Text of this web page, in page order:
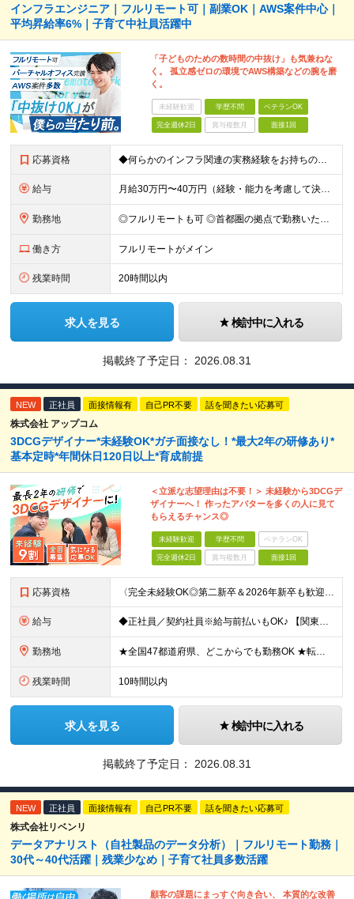
インフラエンジニア｜フルリモート可｜副業OK｜AWS案件中心｜
平均昇給率6%｜子育て中社員活躍中
「子どものための数時間の中抜け」も気兼ねな
く。 孤立感ゼロの環境でAWS構築などの腕を磨
く。
未経験歓迎 学歴不問 ベテランOK
完全週休2日 賞与複数月 面接1回
応募資格 ◆何らかのインフラ関連の実務経験をお持ちの方 ◆学歴不問 ＜特に歓迎する方＞ ◆Linuxサーバーの構築・運用経験（3年以上） ◆パブリッククラウド（AWS / Azure / GCPいずれか）を用
給与 月給30万円〜40万円（経験・能力を考慮して決定） ※固定残業代20時間分（4.0〜5.5万円）含む／超過分は全額支給 ※経験・スキルを考慮のうえ決定いたします ※6ヶ月の試用期間あり。期間中の待遇に
勤務地 ◎フルリモートも可 ◎首都圏の拠点で勤務いただくことを想定しております ■本社（湘南本社） 神奈川県藤沢市辻堂神台2-2-1 アイクロス湘南8階 └JR東海道線「辻堂駅」徒歩3分 ■東北支社 秋田
働き方 フルリモートがメイン
残業時間 20時間以内
求人を見る 検討中に入れる
掲載終了予定日： 2026.08.31
NEW 正社員 面接情報有 自己PR不要 話を聞きたい応募可
株式会社 アップコム
3DCGデザイナー*未経験OK*ガチ面接なし！*最大2年の研修あり*
基本定時*年間休日120日以上*育成前提
＜立派な志望理由は不要！＞ 未経験から3DCGデ
ザイナーへ！ 作ったアバターを多くの人に見て
もらえるチャンス◎
未経験歓迎 学歴不問 ベテランOK
完全週休2日 賞与複数月 面接1回
応募資格 〈完全未経験OK◎第二新卒＆2026年新卒も歓迎します！〉 ☆「VtubeやVRChatが気になる！」の志望動機でOK ☆社会人デビューOK／学歴・経歴不問 未経験スタート前提のポテンシャル採用。
給与 ◆正社員／契約社員※給与前払いもOK♪ 【関東（一都三県）】 月給25万円～ ※固定残業代（月20時間分／月3万2383円）を含む。超過分は別途支給。 ※試用期間中の給与は月給23万円～ 【関東（北
勤務地 ★全国47都道府県、どこからでも勤務OK ★転勤なし！腰を据えて活躍◎ ★マイカー通勤OK（拠点による） ★業務に慣れたら、ゆくゆくはリモート併用やフルリモートも可能 全国のお客様先にて勤務していた
残業時間 10時間以内
求人を見る 検討中に入れる
掲載終了予定日： 2026.08.31
NEW 正社員 面接情報有 自己PR不要 話を聞きたい応募可
株式会社リベンリ
データアナリスト（自社製品のデータ分析）｜フルリモート勤務｜
30代～40代活躍｜残業少なめ｜子育て社員多数活躍
顧客の課題にまっすぐ向き合い、 本質的な改善